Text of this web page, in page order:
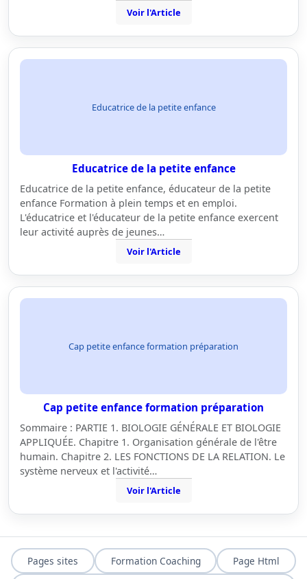
Voir l'Article
Educatrice de la petite enfance
Educatrice de la petite enfance
Educatrice de la petite enfance, éducateur de la petite
enfance Formation à plein temps et en emploi.
L'éducatrice et l'éducateur de la petite enfance exercent
leur activité auprès de jeunes…
Voir l'Article
Cap petite enfance formation préparation
Cap petite enfance formation préparation
Sommaire : PARTIE 1. BIOLOGIE GÉNÉRALE ET BIOLOGIE
APPLIQUÉE. Chapitre 1. Organisation générale de l'être
humain. Chapitre 2. LES FONCTIONS DE LA RELATION. Le
système nerveux et l'activité…
Voir l'Article
Pages sites Formation Coaching Page Html